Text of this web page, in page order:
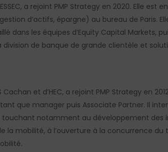
a rejoint PMP Strategy en 2020. Elle est
d’actifs, épargne) au bureau de Paris.
dans les équipes d’Equity Capital Markets,
de banque de grande clientèle et
Cachan et d’HEC, a rejoint PMP Strategy en
que manager puis Associate Partner. Il
touchant notamment au développement
la mobilité, à l’ouverture à la concurrence